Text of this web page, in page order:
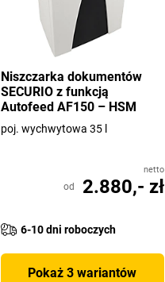
Niszczarka dokumentów
SECURIO z funkcją
Autofeed AF150 – HSM
poj. wychwytowa 35 l
netto
od 2.880,- zł
6-10 dni roboczych
Pokaż 3 wariantów